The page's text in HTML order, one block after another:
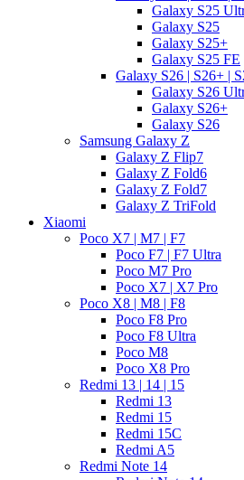
Galaxy S25
Galaxy S25
Galaxy S25+
Galaxy S25 FE
Galaxy S26 | S26+ |
Galaxy S26
Galaxy S26+
Galaxy S26
Samsung Galaxy Z
Galaxy Z Flip7
Galaxy Z Fold6
Galaxy Z Fold7
Galaxy Z TriFold
Xiaomi
Poco X7 | M7 | F7
Poco F7 | F7 Ultra
Poco M7 Pro
Poco X7 | X7 Pro
Poco X8 | M8 | F8
Poco F8 Pro
Poco F8 Ultra
Poco M8
Poco X8 Pro
Redmi 13 | 14 | 15
Redmi 13
Redmi 15
Redmi 15C
Redmi A5
Redmi Note 14